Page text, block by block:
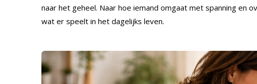
naar het geheel. Naar hoe iemand omgaat met spanning en
wat er speelt in het dagelijks leven.